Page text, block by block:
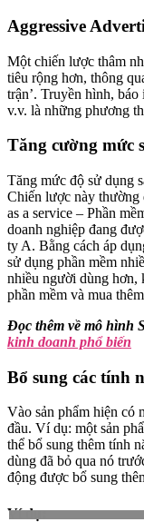
Aggressive
Một chiến lược thâm
tiêu rộng hơn, thông
trận’. Truyền hình,
v.v. là những phương
Tăng cường mức
Tăng mức độ sử dụng
Chiến lược này thường
as a service – Phần
doanh nghiệp đang
ty A. Bằng cách áp
sử dụng phần mềm
nhiều người dùng hơn,
phần mềm và mua
Đọc thêm về mô hình
kinh doanh phổ biến
Bổ sung các tính
Vào sản phẩm hiện có
đầu. Ví dụ: một sản
thể bổ sung thêm tính
dùng đã bỏ qua nó
động được bổ sung
Ví dụ: